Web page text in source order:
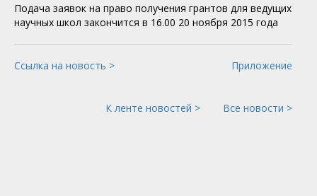
Подача заявок на право получения грантов для ведущих
научных школ закончится в 16.00 20 ноября 2015 года
Ссылка на новость > Приложение
К ленте новостей > Все новости >